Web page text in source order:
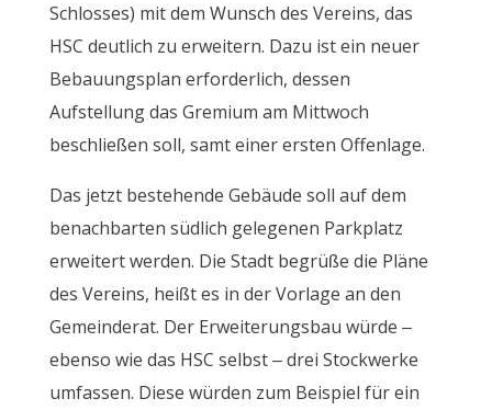
Schlosses) mit dem Wunsch des Vereins, das
HSC deutlich zu erweitern. Dazu ist ein neuer
Bebauungsplan erforderlich, dessen
Aufstellung das Gremium am Mittwoch
beschließen soll, samt einer ersten Offenlage.
Das jetzt bestehende Gebäude soll auf dem
benachbarten südlich gelegenen Parkplatz
erweitert werden. Die Stadt begrüße die Pläne
des Vereins, heißt es in der Vorlage an den
Gemeinderat. Der Erweiterungsbau würde –
ebenso wie das HSC selbst – drei Stockwerke
umfassen. Diese würden zum Beispiel für ein